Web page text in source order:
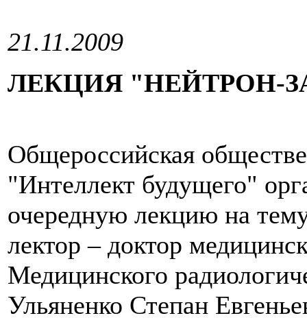
21.11.2009
ЛЕКЦИЯ "НЕЙТРОН-
Общероссийская
"Интеллект будущего"
очередную лекцию на
лектор – доктор
Медицинского
Ульяненко Степан